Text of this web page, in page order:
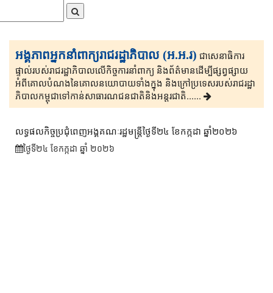
អង្គភាពអ្នកនាំពាក្យរាជរដ្ឋាភិបាល (អ.អ.រ) ជាសេនា​ធិ​កា​រ​​
ផ្ទាល់​របស់រាជរដ្ឋាភិ​បា​ល​លើ​កិច្ចការ​នាំពាក្យ និងព័ត៌មាន​ដើម្បីផ្សព្វ​ផ្សាយ​​
អំពីគោលបំណងនៃគោល​នយោបាយទាំងក្នុង និងក្រៅ​ប្រទេ​​ស​របស់រាជរដ្ឋា​
ភិ​បា​ល​កម្ពុជាទៅកាន់សាធារណជនជាតិនិងអន្តរជាតិ......
លទ្ធផលកិច្ចប្រជុំពេញអង្គគណៈរដ្ឋមន្រ្តីថ្ងៃទី២៤ ខែកក្កដា ឆ្នាំ២០២៦
ថ្ងៃទី២៤ ខែ​កក្កដា ឆ្នាំ ២០២៦